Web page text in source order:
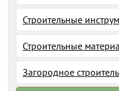
Строительные
Строительные
Загородное